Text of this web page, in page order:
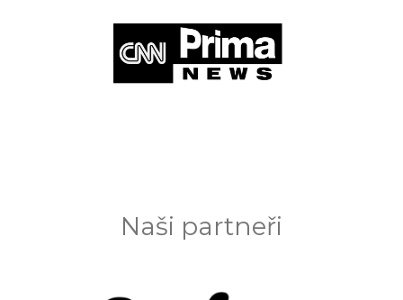
Naši partneři